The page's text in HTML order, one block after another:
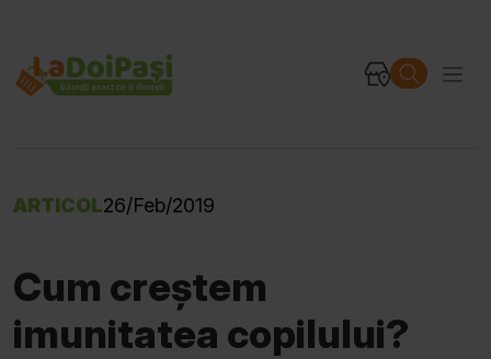
ARTICOL26/Feb/2019
Cum creștem
imunitatea copilului?